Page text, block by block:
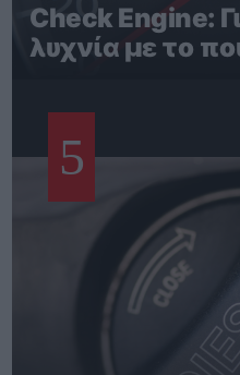
Check Engine:
λυχνία με το
5